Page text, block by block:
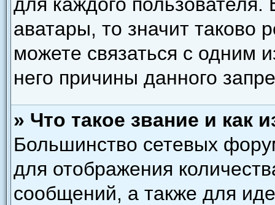
аватары, то значит
можете связаться с одним
него причины данного
» Что такое звание и как
Большинство сетевых
для отображения
сообщений, а также для